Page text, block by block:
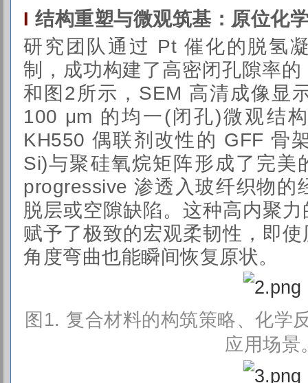
I 结构重塑与微观筑基：原位化
研究团队通过 Pt 催化的脱氢
制，成功构建了高密闭孔隙率
和图2所示，SEM 高清成像显
100 μm 的均一(闭孔)微观结
KH550 偶联剂改性的 GFF 骨
Si)与聚硅氧烷矩阵形成了完美
progressive 渗透入玻纤织物的
脱层或空隙缺陷。这种高内聚
赋予了极致的宏观柔韧性，即
角度弯曲也能瞬间恢复原状。
图1. 复合材料的构筑策略、化学
应用场景